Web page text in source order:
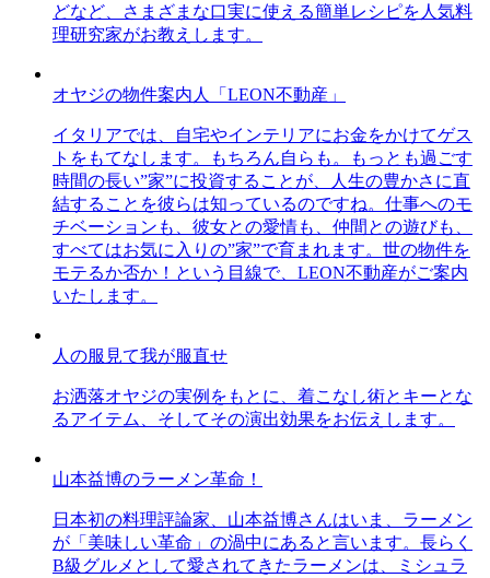
どなど、さまざまな口実に使える簡単レシピを人気料
理研究家がお教えします。
オヤジの物件案内人「LEON不動産」
イタリアでは、自宅やインテリアにお金をかけてゲス
トをもてなします。もちろん自らも。もっとも過ごす
時間の長い”家”に投資することが、人生の豊かさに直
結することを彼らは知っているのですね。仕事へのモ
チベーションも、彼女との愛情も、仲間との遊びも、
すべてはお気に入りの”家”で育まれます。世の物件を
モテるか否か！という目線で、LEON不動産がご案内
いたします。
人の服見て我が服直せ
お洒落オヤジの実例をもとに、着こなし術とキーとな
るアイテム、そしてその演出効果をお伝えします。
山本益博のラーメン革命！
日本初の料理評論家、山本益博さんはいま、ラーメン
が「美味しい革命」の渦中にあると言います。長らく
B級グルメとして愛されてきたラーメンは、ミシュラ